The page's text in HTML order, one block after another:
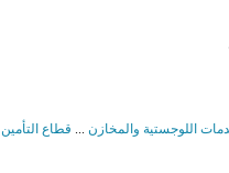
اللوجستية والمخازن ... قطاع التأمين